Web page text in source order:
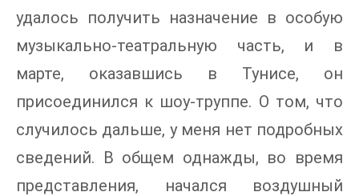
удалось получить назначение в особую
музыкально-театральную часть, и в
марте, оказавшись в Тунисе, он
присоединился к шоу-труппе. О том, что
случилось дальше, у меня нет подробных
сведений. В общем однажды, во время
представления, начался воздушный